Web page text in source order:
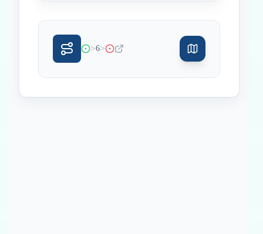
>6>